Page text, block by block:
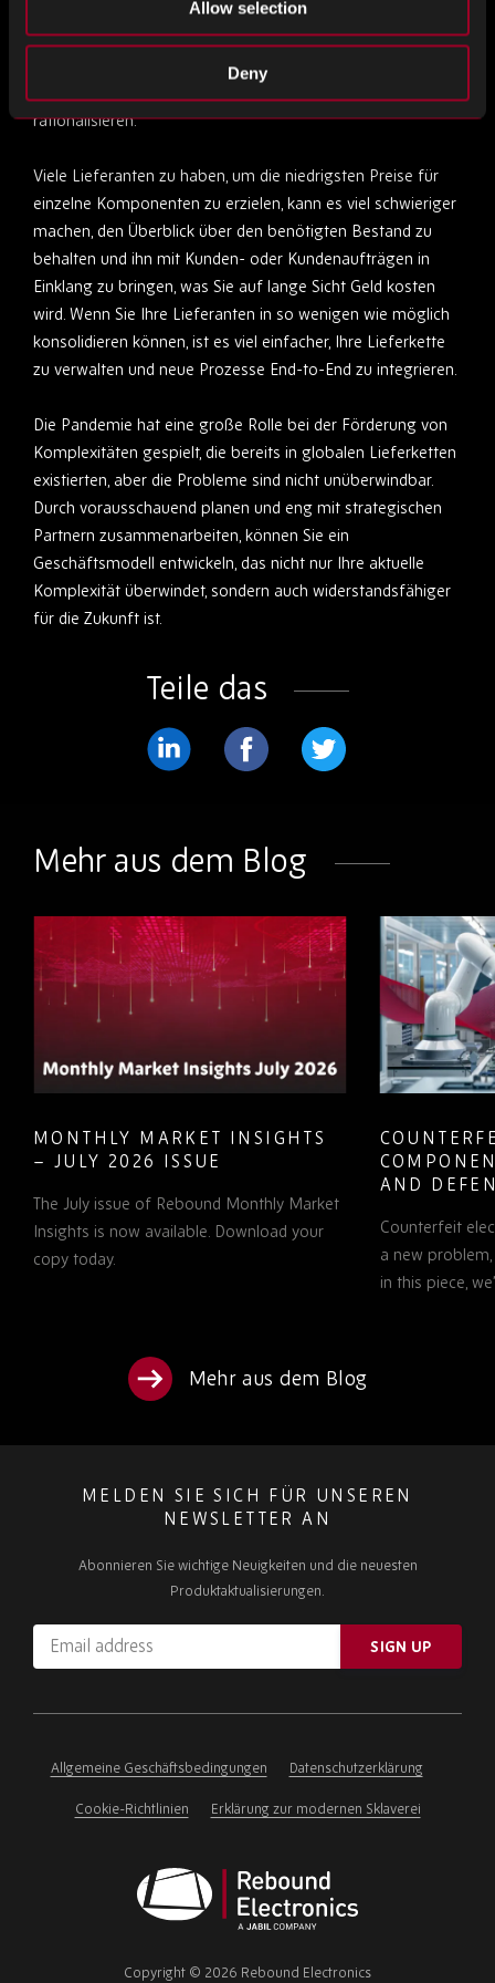
Allow selection
Deny
Es ist auch erwähnenswert, dass Sie mit einer
wahrscheinlicheren Komplexität erleben, wenn Ihre
Lieferkette selbst komplizierter ist, und daher sollten Sie
rationalisieren.
Viele Lieferanten zu haben, um die niedrigsten Preise für
einzelne Komponenten zu erzielen, kann es viel schwieriger
machen, den Überblick über den benötigten Bestand zu
behalten und ihn mit Kunden- oder Kundenaufträgen in
Einklang zu bringen, was Sie auf lange Sicht Geld kosten
wird. Wenn Sie Ihre Lieferanten in so wenigen wie möglich
konsolidieren können, ist es viel einfacher, Ihre Lieferkette
zu verwalten und neue Prozesse End-to-End zu integrieren.
Die Pandemie hat eine große Rolle bei der Förderung von
Komplexitäten gespielt, die bereits in globalen Lieferketten
existierten, aber die Probleme sind nicht unüberwindbar.
Durch vorausschauend planen und eng mit strategischen
Partnern zusammenarbeiten, können Sie ein
Geschäftsmodell entwickeln, das nicht nur Ihre aktuelle
Komplexität überwindet, sondern auch widerstandsfähiger
für die Zukunft ist.
Teile das
LinkedIn
Facebook
Twitter
Mehr aus dem Blog
MONTHLY MARKET INSIGHTS
– JULY 2026 ISSUE
The July issue of Rebound Monthly Market
Insights is now available. Download your
copy today.
AND
TO KNOW
Counterfeit
a new
in this piece,
Mehr aus dem Blog
MELDEN SIE SICH FÜR UNSEREN
NEWSLETTER AN
Abonnieren Sie wichtige Neuigkeiten und die neuesten
Produktaktualisierungen.
Email
address
ignore
field
SIGN UP
Allgemeine Geschäftsbedingungen Datenschutzerklärung
Cookie-Richtlinien Erklärung zur modernen Sklaverei
Electronics
Copyright © 2026 Rebound Electronics